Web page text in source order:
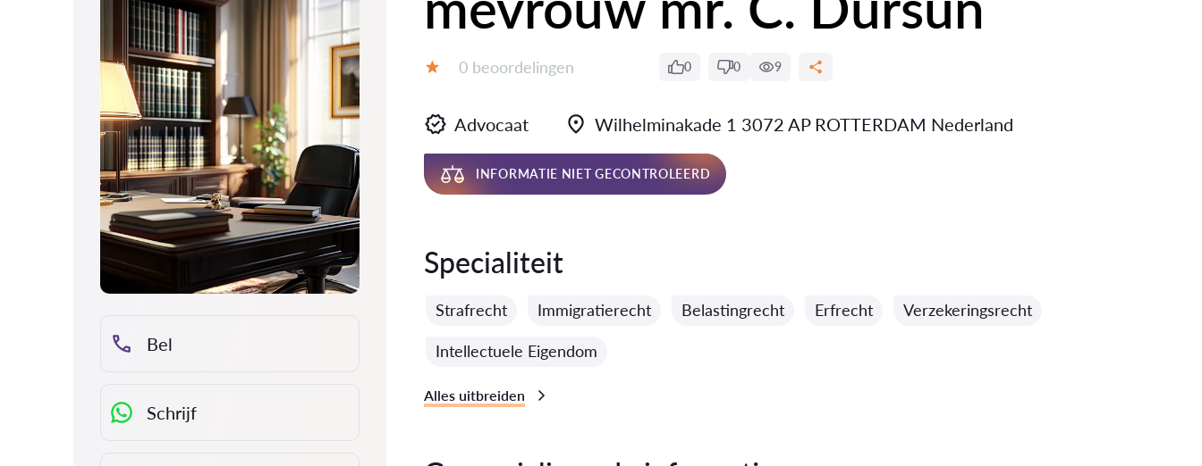
Bel
Schrijf
Getuigenissen:
0 beoordelingen 0 0 9
Advocaat Wilhelminakade 1 3072 AP ROTTERDAM Nederland
INFORMATIE NIET GECONTROLEERD
Specialiteit
Strafrecht Immigratierecht Belastingrecht Erfrecht Verzekeringsrecht
Intellectuele Eigendom
Alles uitbreiden